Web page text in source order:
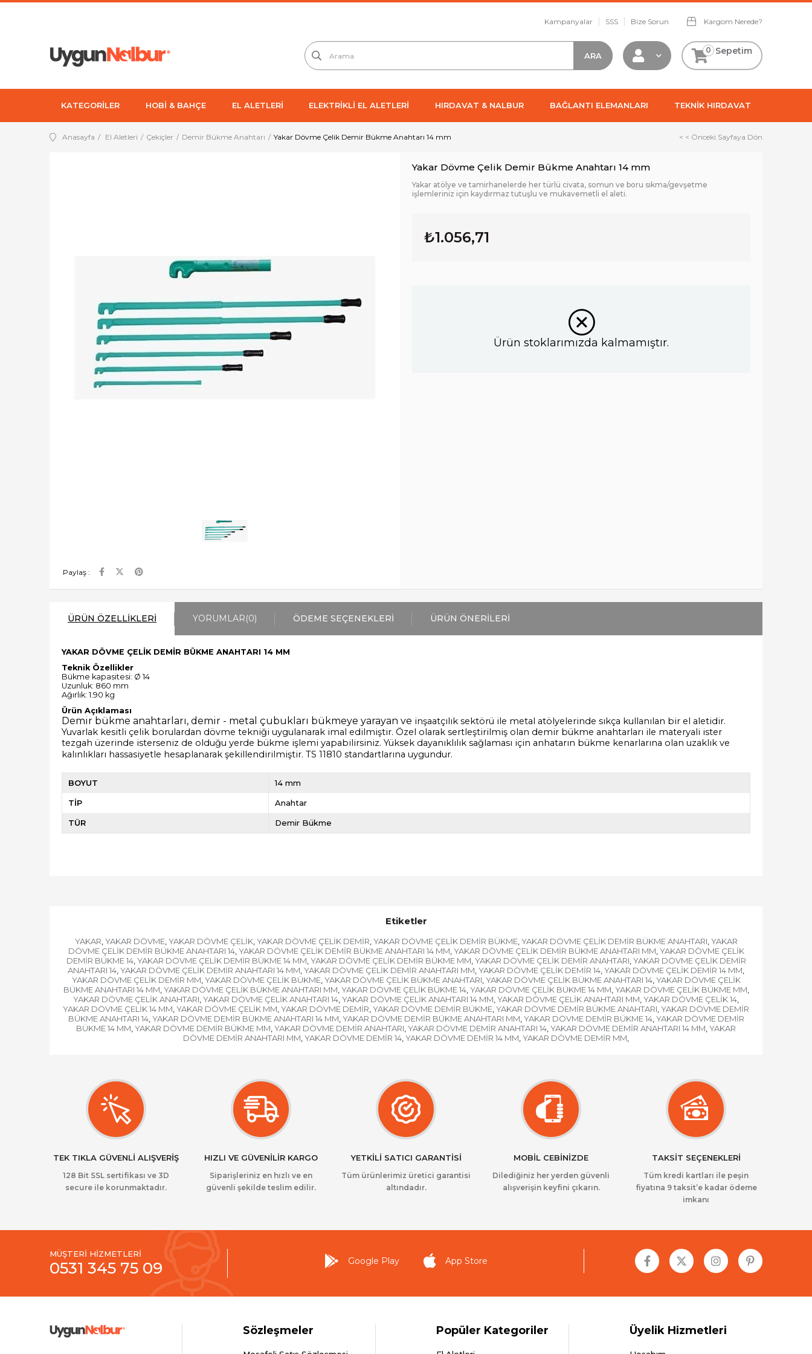
Kampanyalar SSS Bize Sorun Kargom Nerede?
Sepetim
0
KATEGORİLER HOBİ & BAHÇE EL ALETLERİ ELEKTRİKLİ EL ALETLERİ HIRDAVAT & NALBUR BAĞLANTI ELEMANLARI TEKNİK HIRDAVAT
Anasayfa El Aletleri Çekiçler Demir Bükme Anahtarı Yakar Dövme Çelik Demir Bükme Anahtarı 14 mm < < Önceki Sayfaya Dön
Paylaş :
Yakar Dövme Çelik Demir Bükme Anahtarı 14 mm
Yakar atölye ve tamirhanelerde her türlü civata, somun ve boru sıkma/gevşetme
işlemleriniz için kaydırmaz tutuşlu ve mukavemetli el aleti.
₺1.056,71
Ürün stoklarımızda kalmamıştır.
ÜRÜN ÖZELLIKLERI YORUMLAR(0) ÖDEME SEÇENEKLERI ÜRÜN ÖNERILERI
YAKAR DÖVME ÇELİK DEMİR BÜKME ANAHTARI 14 MM
Teknik Özellikler
Bükme kapasitesi: Ø 14
Uzunluk: 860 mm
Ağırlık: 1.90 kg
Ürün Açıklaması
Demir bükme anahtarları, demir - metal çubukları bükmeye yarayan ve inşaatçılık sektörü ile metal atölyelerinde sıkça kullanılan bir el aletidir.
Yuvarlak kesitli çelik borulardan dövme tekniği uygulanarak imal edilmiştir. Özel olarak sertleştirilmiş olan demir bükme anahtarları ile materyali ister
tezgah üzerinde isterseniz de olduğu yerde bükme işlemi yapabilirsiniz. Yüksek dayanıklılık sağlaması için anhatarın bükme kenarlarına olan uzaklık ve
kalınlıkları hassasiyetle hesaplanarak şekillendirilmiştir. TS 11810 standartlarına uygundur.
BOYUT 14 mm
TİP Anahtar
TÜR Demir Bükme
Etiketler
YAKAR, YAKAR DÖVME, YAKAR DÖVME ÇELİK, YAKAR DÖVME ÇELİK DEMİR, YAKAR DÖVME ÇELİK DEMİR BÜKME, YAKAR DÖVME ÇELİK DEMİR BÜKME ANAHTARI, YAKAR
DÖVME ÇELİK DEMİR BÜKME ANAHTARI 14, YAKAR DÖVME ÇELİK DEMİR BÜKME ANAHTARI 14 MM, YAKAR DÖVME ÇELİK DEMİR BÜKME ANAHTARI MM, YAKAR DÖVME ÇELİK
DEMİR BÜKME 14, YAKAR DÖVME ÇELİK DEMİR BÜKME 14 MM, YAKAR DÖVME ÇELİK DEMİR BÜKME MM, YAKAR DÖVME ÇELİK DEMİR ANAHTARI, YAKAR DÖVME ÇELİK DEMİR
ANAHTARI 14, YAKAR DÖVME ÇELİK DEMİR ANAHTARI 14 MM, YAKAR DÖVME ÇELİK DEMİR ANAHTARI MM, YAKAR DÖVME ÇELİK DEMİR 14, YAKAR DÖVME ÇELİK DEMİR 14 MM,
YAKAR DÖVME ÇELİK DEMİR MM, YAKAR DÖVME ÇELİK BÜKME, YAKAR DÖVME ÇELİK BÜKME ANAHTARI, YAKAR DÖVME ÇELİK BÜKME ANAHTARI 14, YAKAR DÖVME ÇELİK
BÜKME ANAHTARI 14 MM, YAKAR DÖVME ÇELİK BÜKME ANAHTARI MM, YAKAR DÖVME ÇELİK BÜKME 14, YAKAR DÖVME ÇELİK BÜKME 14 MM, YAKAR DÖVME ÇELİK BÜKME MM,
YAKAR DÖVME ÇELİK ANAHTARI, YAKAR DÖVME ÇELİK ANAHTARI 14, YAKAR DÖVME ÇELİK ANAHTARI 14 MM, YAKAR DÖVME ÇELİK ANAHTARI MM, YAKAR DÖVME ÇELİK 14,
YAKAR DÖVME ÇELİK 14 MM, YAKAR DÖVME ÇELİK MM, YAKAR DÖVME DEMİR, YAKAR DÖVME DEMİR BÜKME, YAKAR DÖVME DEMİR BÜKME ANAHTARI, YAKAR DÖVME DEMİR
BÜKME ANAHTARI 14, YAKAR DÖVME DEMİR BÜKME ANAHTARI 14 MM, YAKAR DÖVME DEMİR BÜKME ANAHTARI MM, YAKAR DÖVME DEMİR BÜKME 14, YAKAR DÖVME DEMİR
BÜKME 14 MM, YAKAR DÖVME DEMİR BÜKME MM, YAKAR DÖVME DEMİR ANAHTARI, YAKAR DÖVME DEMİR ANAHTARI 14, YAKAR DÖVME DEMİR ANAHTARI 14 MM, YAKAR
DÖVME DEMİR ANAHTARI MM, YAKAR DÖVME DEMİR 14, YAKAR DÖVME DEMİR 14 MM, YAKAR DÖVME DEMİR MM,
TEK TIKLA GÜVENLİ ALIŞVERİŞ
128 Bit SSL sertifikası ve 3D
secure ile korunmaktadır.
HIZLI VE GÜVENİLİR KARGO
Siparişleriniz en hızlı ve en
güvenli şekilde teslim edilir.
YETKİLİ SATICI GARANTİSİ
Tüm ürünlerimiz üretici garantisi
altındadır.
MOBİL CEBİNİZDE
Dilediğiniz her yerden güvenli
alışverişin keyfini çıkarın.
TAKSİT SEÇENEKLERİ
Tüm kredi kartları ile peşin
fiyatına 9 taksit’e kadar ödeme
imkanı
MÜŞTERİ HİZMETLERİ
0531 345 75 09 Google Play App Store
Sözleşmeler Popüler Kategoriler Üyelik Hizmetleri